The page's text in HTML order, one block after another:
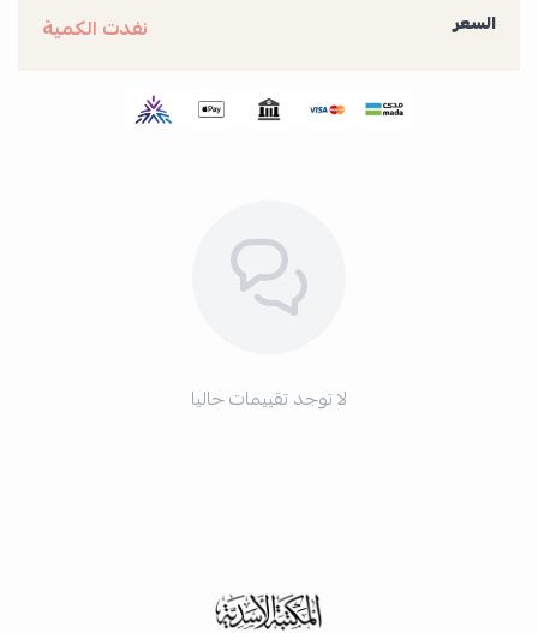
السعر نفدت الكمية
لا توجد تقييمات حاليا